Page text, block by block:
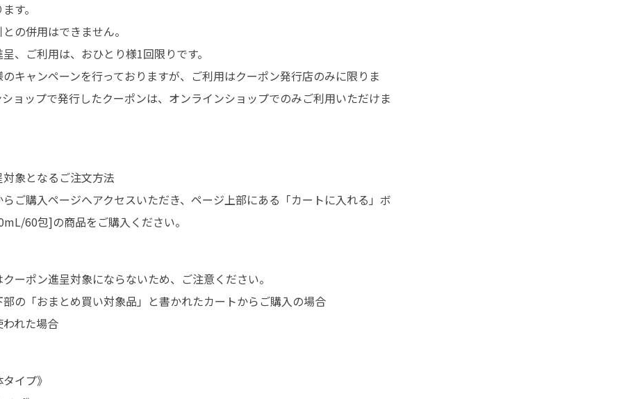
す。
の併用はできません。
、ご利用は、おひとり様1回限りです。
のキャンペーンを行っておりますが、ご利用はクーポン発行店のみに限りま
ョップで発行したクーポンは、オンラインショップでのみご利用いただけま
象となるご注文方法
ご購入ページへアクセスいただき、ページ上部にある「カートに入れる」ボ
60包]の商品をご購入ください。
ーポン進呈対象にならないため、ご注意ください。
部の「おまとめ買い対象品」と書かれたカートからご購入の場合
われた場合
イプ》